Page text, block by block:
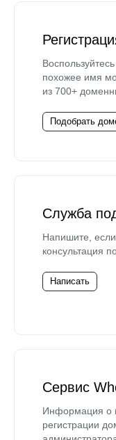
похожее имя
из 700+
Подобрать
Служба
Напишите,
консультация
Написать
Сервис
Информация о
регистрации